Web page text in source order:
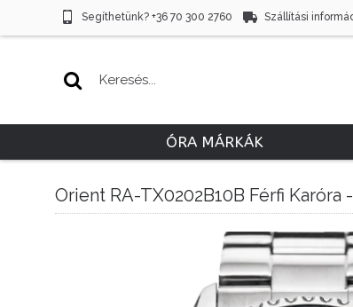
Segíthetünk? +36 70 300 2760 Szállítási
ÓRA MÁRKÁK
Orient RA-TX0202B10B Férfi Karóra